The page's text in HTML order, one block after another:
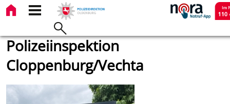
Polizeiinspektion
Cloppenburg/Vechta